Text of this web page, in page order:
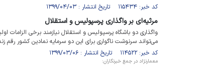
کد خبر: ۱۱۵۴۳۴ تاریخ انتشار : ۱۳۹۹/۰۴/۰۳
مرثیه‌ای بر واگذاری پرسپولیس و استقلال
واگذاری دو باشگاه پرسپولیس و استقلال نیازمند برخی الزامات
می‌تواند سرنوشت ناگواری برای این دو سرمایه نمادین کشور رقم
کد خبر: ۱۱۴۵۲۲ تاریخ انتشار : ۱۳۹۹/۰۳/۰۶
معمارنژاد در جمع خبرنگاران: